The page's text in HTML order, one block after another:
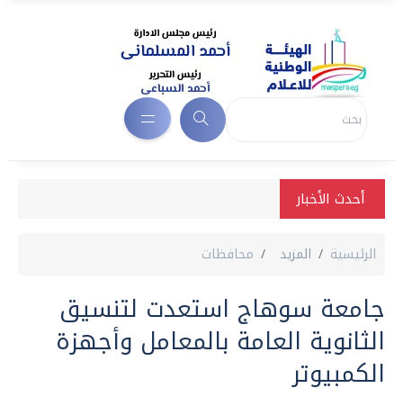
أحدث الأخبار
الرئيسية المزيد محافظات
جامعة سوهاج استعدت لتنسيق
الثانوية العامة بالمعامل وأجهزة
الكمبيوتر